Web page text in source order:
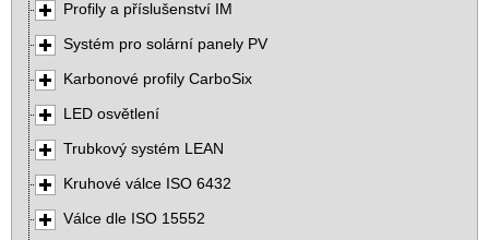
Profily a příslušenství IM
Systém pro solární panely PV
Karbonové profily CarboSix
LED osvětlení
Trubkový systém LEAN
Kruhové válce ISO 6432
Válce dle ISO 15552